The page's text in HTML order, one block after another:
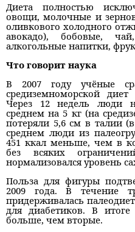
Диета полностью
овощи, молочные и
оливкового холодного
авокадо), бобовые,
алкогольные напитки,
Что говорит наука
В 2007 году учёные
средиземноморской
Через 12 недель люди
среднем на 5 кг (на
потеряли 5,6 см в талии
среднем люди из
451 ккал меньше, чем в
без всяких
нормализовался уровень
Польза для фигуры
2009 года. В течение
придерживалась
для диабетиков. В
больше, чем вторые.